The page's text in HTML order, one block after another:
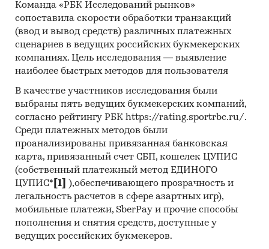
Команда «РБК Исследований рынков»
сопоставила скорости обработки транзакций
(ввод и вывод средств) различных платежных
сценариев в ведущих российских букмекерских
компаниях. Цель исследования — выявление
наиболее быстрых методов для пользователя
В качестве участников исследования были
выбраны пять ведущих букмекерских компаний,
согласно рейтингу РБК https://rating.sportrbc.ru/.
Среди платежных методов были
проанализированы привязанная банковская
карта, привязанный счет СБП, кошелек ЦУПИС
(собственный платежный метод ЕДИНОГО
ЦУПИС* [1]
),обеспечивающего прозрачность и
легальность расчетов в сфере азартных игр),
мобильные платежи, SberPay и прочие способы
пополнения и снятия средств, доступные у
ведущих российских букмекеров.